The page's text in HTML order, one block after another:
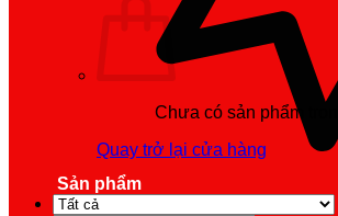
Sản phẩm
Chính hãng
Chưa có sản phẩm
Quay trở lại cửa hàng